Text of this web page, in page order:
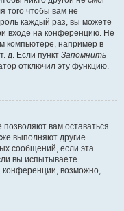
того чтобы вам не
каждый раз, вы можете
входе на конференцию. Не
компьютере, например в
д. Если пункт Запомнить
отключил эту функцию.
вам оставаться
выполняют другие
сообщений, если эта
вы испытываете
конференции, возможно,